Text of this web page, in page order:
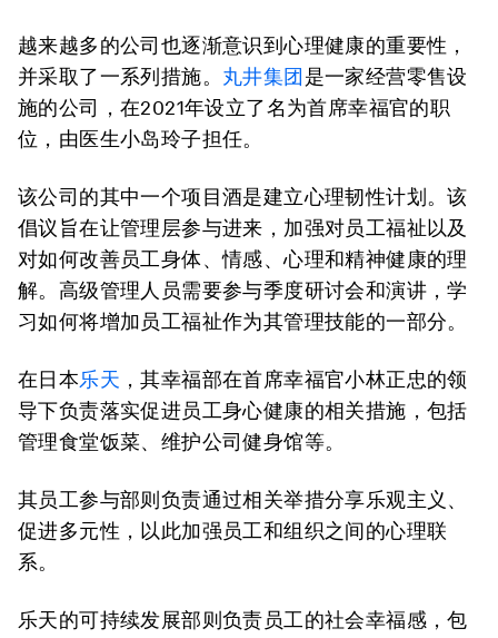
越来越多的公司也逐渐意识到心理健康的重要性，
并采取了一系列措施。 丸井集团 是一家经营零售设
施的公司，在2021年设立了名为首席幸福官的职
位，由医生小岛玲子担任。
该公司的其中一个项目酒是建立心理韧性计划。该
倡议旨在让管理层参与进来，加强对员工福祉以及
对如何改善员工身体、情感、心理和精神健康的理
解。高级管理人员需要参与季度研讨会和演讲，学
习如何将增加员工福祉作为其管理技能的一部分。
在日本乐天 ，其幸福部在首席幸福官小林正忠的领
导下负责落实促进员工身心健康的相关措施，包括
管理食堂饭菜、维护公司健身馆等。
其员工参与部则负责通过相关举措分享乐观主义、
促进多元性，以此加强员工和组织之间的心理联
系。
乐天的可持续发展部则负责员工的社会幸福感，包